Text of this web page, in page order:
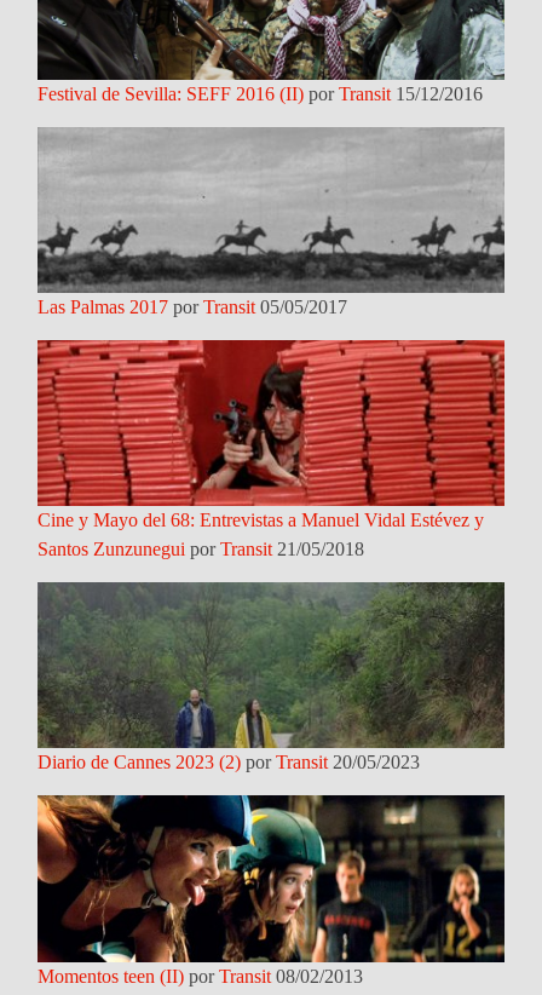
Festival de Sevilla: SEFF 2016 (II) porTransit 15/12/2016
Las Palmas 2017 porTransit 05/05/2017
Cine y Mayo del 68: Entrevistas a Manuel Vidal Estévez y
Santos Zunzunegui porTransit 21/05/2018
Diario de Cannes 2023 (2) porTransit 20/05/2023
Momentos teen (II) porTransit 08/02/2013